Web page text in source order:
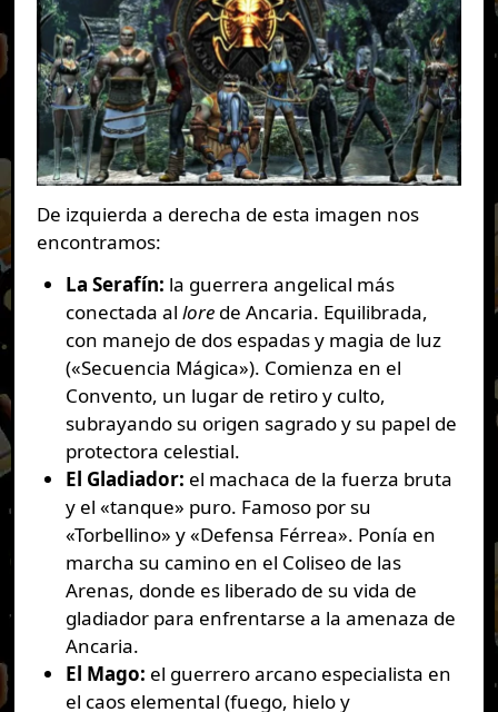
De izquierda a derecha de esta imagen nos
encontramos:
La Serafín: la guerrera angelical más
conectada al lorede Ancaria. Equilibrada,
con manejo de dos espadas y magia de luz
(«Secuencia Mágica»). Comienza en el
Convento, un lugar de retiro y culto,
subrayando su origen sagrado y su papel de
protectora celestial.
El Gladiador: el machaca de la fuerza bruta
y el «tanque» puro. Famoso por su
«Torbellino» y «Defensa Férrea». Ponía en
marcha su camino en el Coliseo de las
Arenas, donde es liberado de su vida de
gladiador para enfrentarse a la amenaza de
Ancaria.
El Mago: el guerrero arcano especialista en
el caos elemental (fuego, hielo y